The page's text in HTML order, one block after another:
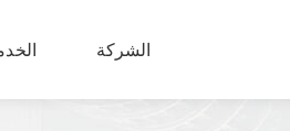
الشركة